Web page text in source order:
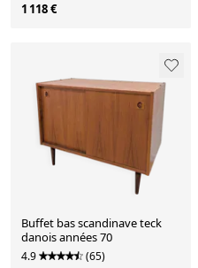
1 118 €
Buffet bas scandinave teck
danois années 70
4.9 (65)